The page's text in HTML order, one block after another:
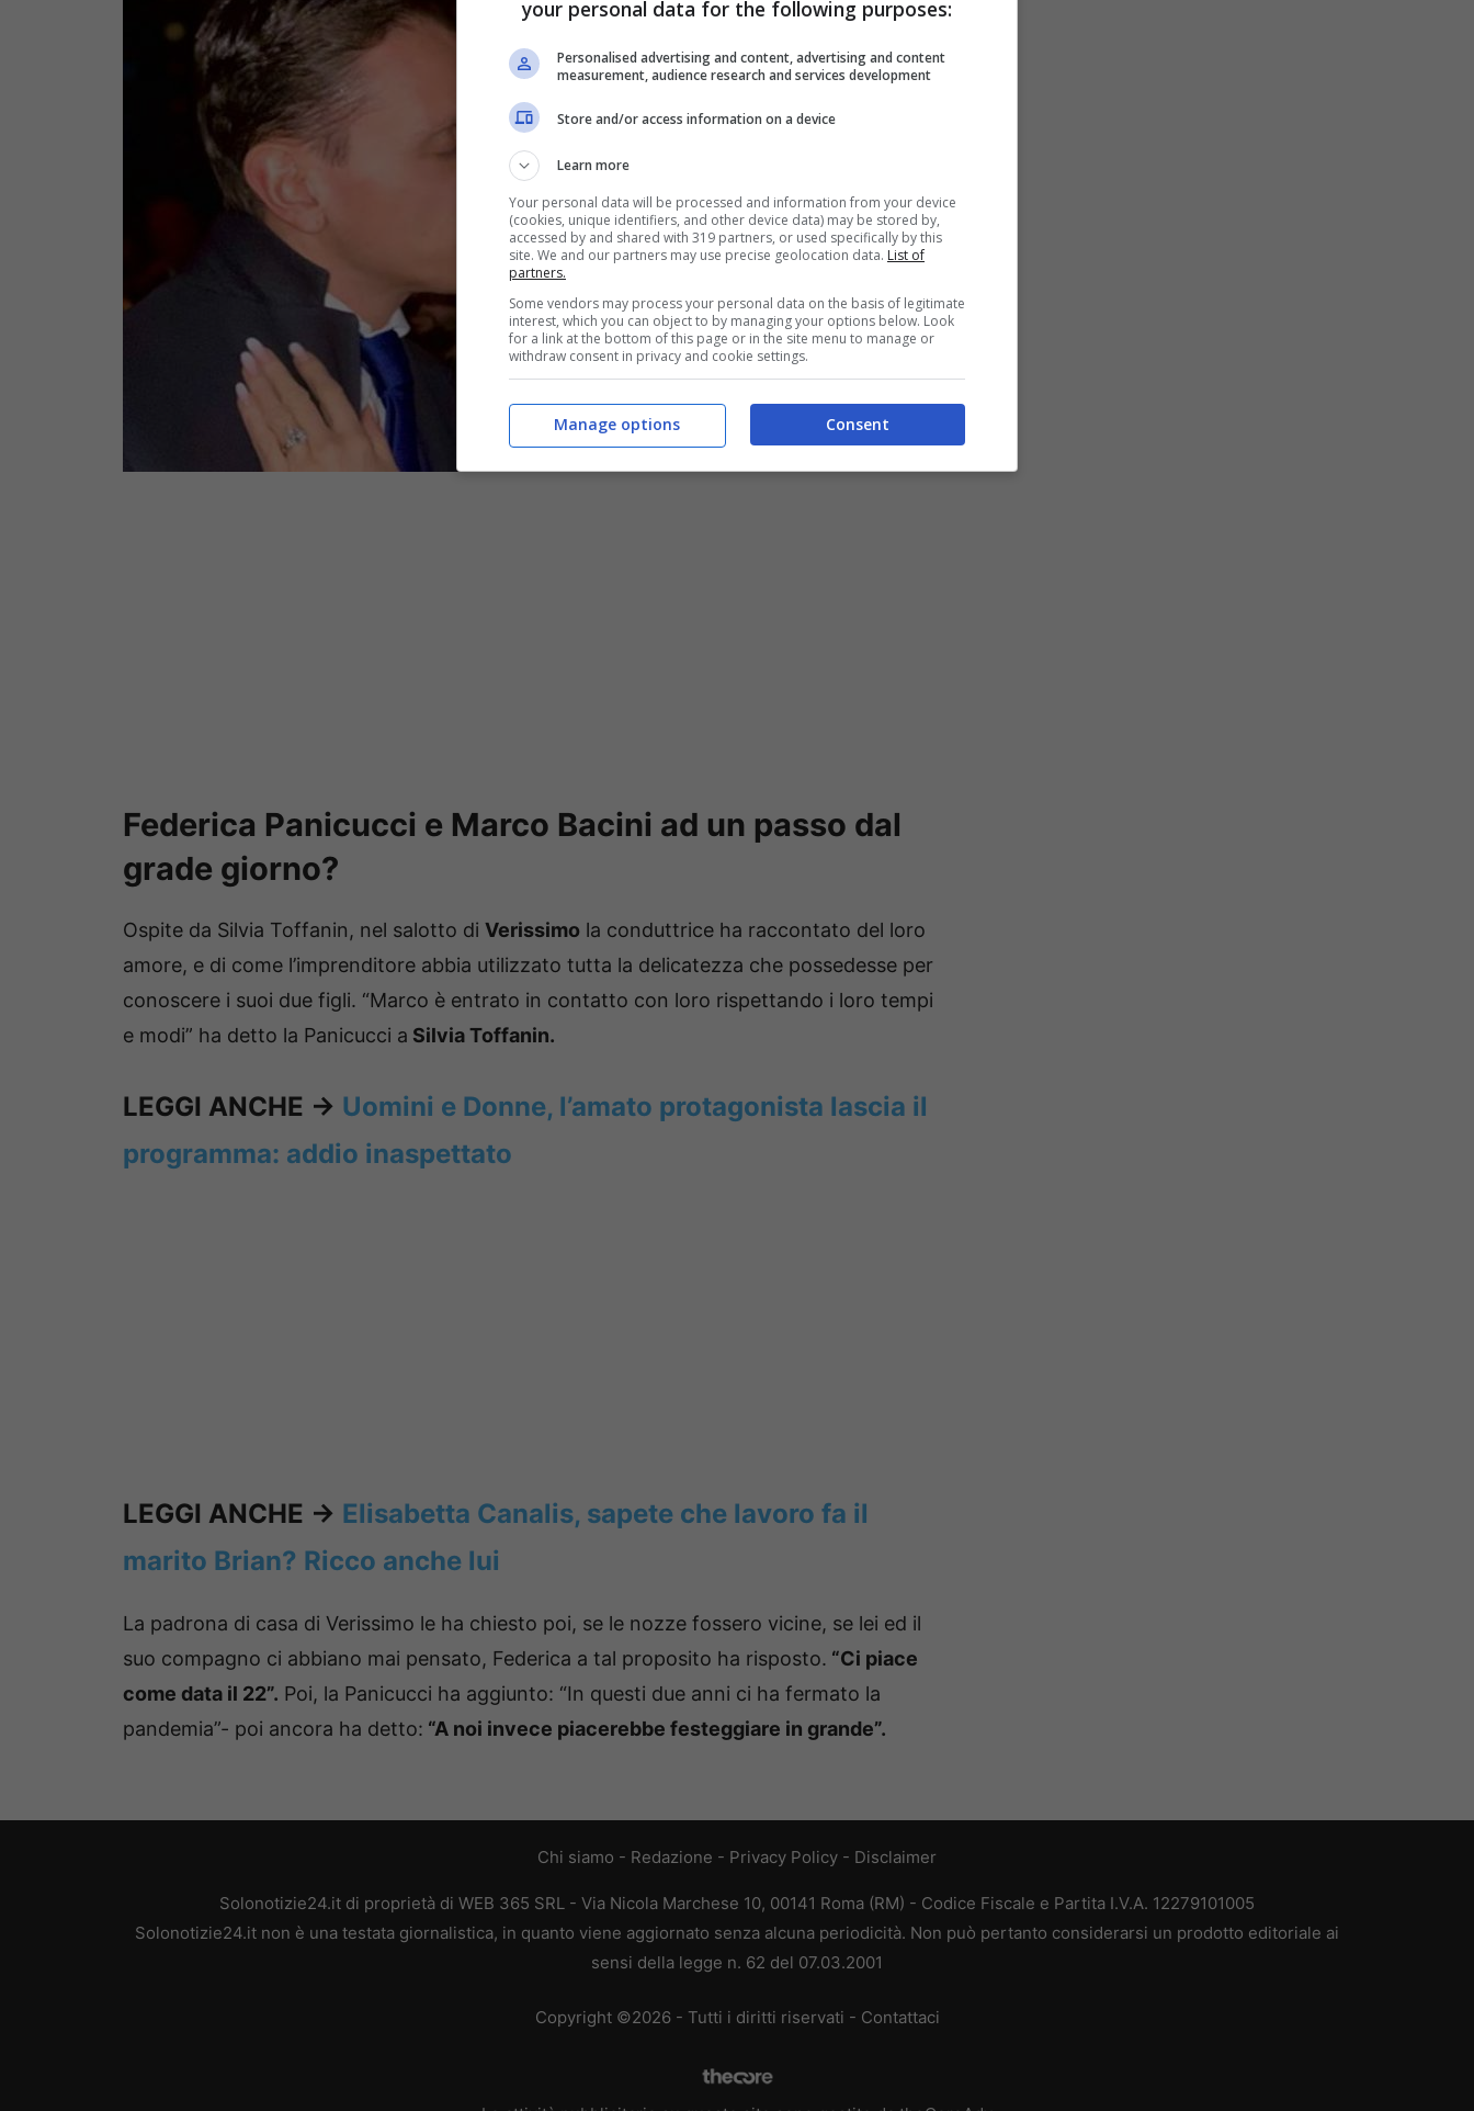
Federica Panicucci e Marco Bacini ad un passo dal
grade giorno?
Ospite da Silvia Toffanin, nel salotto di Verissimo la conduttrice ha raccontato del loro
amore, e di come l’imprenditore abbia utilizzato tutta la delicatezza che possedesse per
conoscere i suoi due figli. “Marco è entrato in contatto con loro rispettando i loro tempi
e modi” ha detto la Panicucci a Silvia Toffanin.
LEGGI ANCHE -> Uomini e Donne, l’amato protagonista lascia il
programma: addio inaspettato
LEGGI ANCHE -> Elisabetta Canalis, sapete che lavoro fa il
marito Brian? Ricco anche lui
La padrona di casa di Verissimo le ha chiesto poi, se le nozze fossero vicine, se lei ed il
suo compagno ci abbiano mai pensato, Federica a tal proposito ha risposto. “Ci piace
come data il 22”. Poi, la Panicucci ha aggiunto: “In questi due anni ci ha fermato la
pandemia”- poi ancora ha detto: “A noi invece piacerebbe festeggiare in grande”.
Chi siamo - Redazione - Privacy Policy - Disclaimer
Solonotizie24.it di proprietà di WEB 365 SRL - Via Nicola Marchese 10, 00141 Roma (RM) - Codice Fiscale e Partita I.V.A. 12279101005
Solonotizie24.it non è una testata giornalistica, in quanto viene aggiornato senza alcuna periodicità. Non può pertanto considerarsi un prodotto editoriale ai
sensi della legge n. 62 del 07.03.2001
Copyright ©2026 - Tutti i diritti riservati - Contattaci
your personal data for the following purposes:
Personalised advertising and content, advertising and content
measurement, audience research and services development
Store and/or access information on a device
Learn more
Your personal data will be processed and information from your device
(cookies, unique identifiers, and other device data) may be stored by,
accessed by and shared with 319 partners, or used specifically by this
site. We and our partners may use precise geolocation data. List of
partners.
Some vendors may process your personal data on the basis of legitimate
interest, which you can object to by managing your options below. Look
for a link at the bottom of this page or in the site menu to manage or
withdraw consent in privacy and cookie settings.
Consent
Manage options